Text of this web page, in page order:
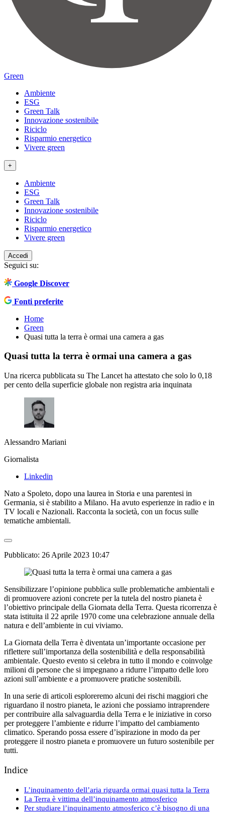
Green
Ambiente
ESG
Green Talk
Innovazione sostenibile
Riciclo
Risparmio energetico
Vivere green
+
Ambiente
ESG
Green Talk
Innovazione sostenibile
Riciclo
Risparmio energetico
Vivere green
Accedi
Seguici su:
Google Discover
Fonti preferite
Home
Green
Quasi tutta la terra è ormai una camera a gas
Quasi tutta la terra è ormai una camera a gas
Una ricerca pubblicata su The Lancet ha attestato che solo lo 0,18
per cento della superficie globale non registra aria inquinata
Alessandro Mariani
Giornalista
Linkedin
Nato a Spoleto, dopo una laurea in Storia e una parentesi in
Germania, si è stabilito a Milano. Ha avuto esperienze in radio e in
TV locali e Nazionali. Racconta la società, con un focus sulle
tematiche ambientali.
Pubblicato: 26 Aprile 2023 10:47
Sensibilizzare l’opinione pubblica sulle problematiche ambientali e
di promuovere azioni concrete per la tutela del nostro pianeta è
l’obiettivo principale della Giornata della Terra. Questa ricorrenza è
stata istituita il 22 aprile 1970 come una celebrazione annuale della
natura e dell’ambiente in cui viviamo.
La Giornata della Terra è diventata un’importante occasione per
riflettere sull’importanza della sostenibilità e della responsabilità
ambientale. Questo evento si celebra in tutto il mondo e coinvolge
milioni di persone che si impegnano a ridurre l’impatto delle loro
azioni sull’ambiente e a promuovere pratiche sostenibili.
In una serie di articoli esploreremo alcuni dei rischi maggiori che
riguardano il nostro pianeta, le azioni che possiamo intraprendere
per contribuire alla salvaguardia della Terra e le iniziative in corso
per proteggere l’ambiente e ridurre l’impatto del cambiamento
climatico. Sperando possa essere d’ispirazione in modo da per
proteggere il nostro pianeta e promuovere un futuro sostenibile per
tutti.
Indice
L’inquinamento dell’aria riguarda ormai quasi tutta la Terra
La Terra è vittima dell’inquinamento atmosferico
Per studiare l’inquinamento atmosferico c’è bisogno di una